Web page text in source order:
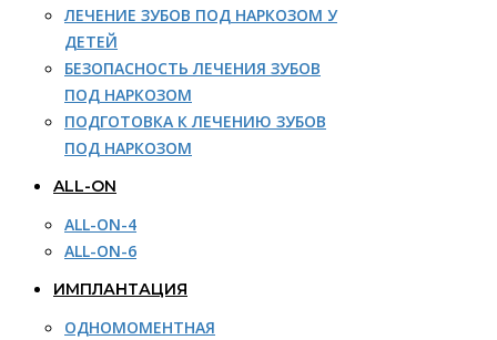
ЛЕЧЕНИЕ ЗУБОВ ПОД НАРКОЗОМ У
ДЕТЕЙ
БЕЗОПАСНОСТЬ ЛЕЧЕНИЯ ЗУБОВ
ПОД НАРКОЗОМ
ПОДГОТОВКА К ЛЕЧЕНИЮ ЗУБОВ
ПОД НАРКОЗОМ
ALL-ON
ALL-ON-4
ALL-ON-6
ИМПЛАНТАЦИЯ
ОДНОМОМЕНТНАЯ